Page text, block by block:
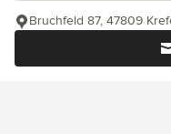
Bruchfeld 87, 47809